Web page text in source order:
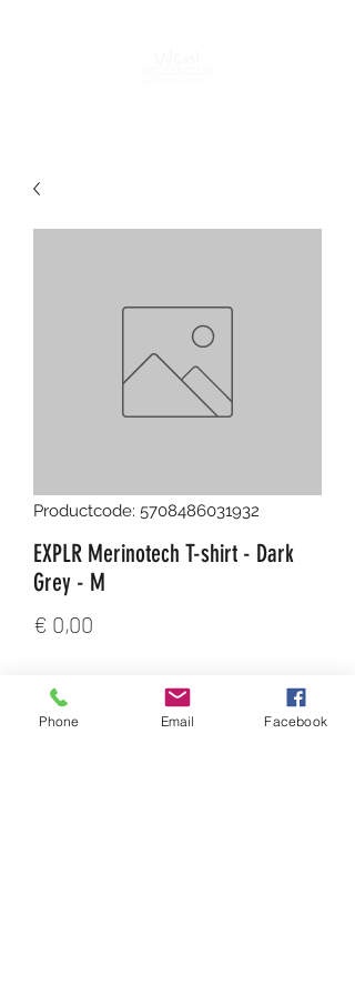
Productcode: 5708486031932
EXPLR Merinotech T-shirt - Dark
Grey - M
€ 0,00
Aantal
Phone Email Facebook